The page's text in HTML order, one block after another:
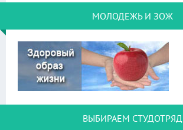
МОЛОДЕЖЬ И ЗОЖ
ВЫБИРАЕМ СТУДОТРЯД